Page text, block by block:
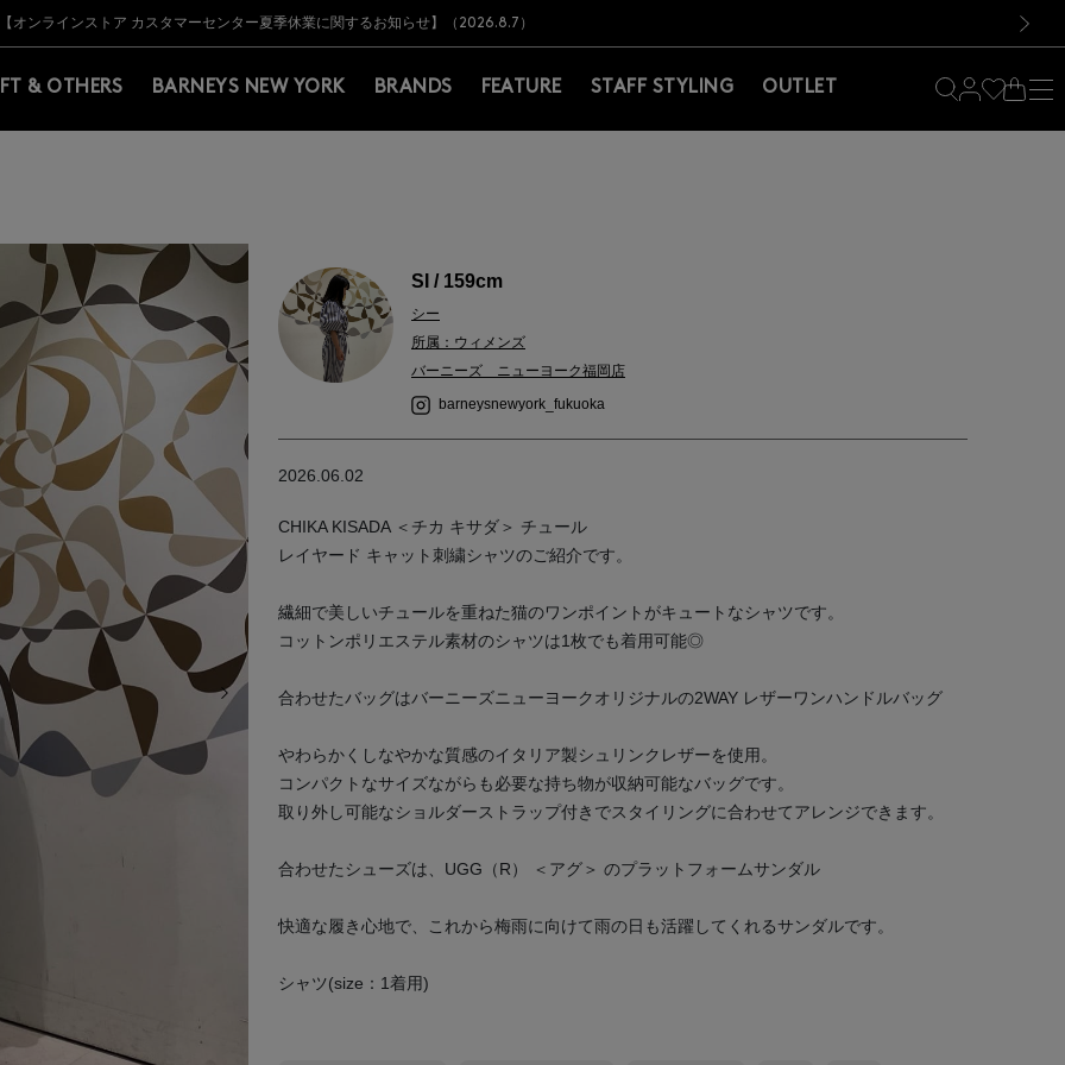
BARNEYS＞会員のお客様は11,000円（税込）以上のお買上げで常時送料無料！お買い物の際は会員登録を！
【夏季休業に伴う出荷一時停止のお知らせ】(2026.8.7)
【オンラインストア カスタマーセンター夏季休業に関するお知らせ】（2026.8.7）
【夏季休業に伴う返品・交換承り一時停止のお知らせ】（2026.8.5）
熊本県を中心とした地震の影響によるお荷物のお届けについて
【開催中】SUMMER SALEのご案内・ご注意事項
BARNEYS＞会員のお客様は11,000円（税込）以上のお買上げで常時送料無料！お買い物の際は会員登録を！
【夏季休業に伴う出荷一時停止のお知らせ】(2026.8.7)
& OTHERS BARNEYS NEW YORK BRANDS FEATURE STAFF STYLING OUTLET
次の画像
SI / 159cm
シー
所属：ウィメンズ
バーニーズ ニューヨーク福岡店
barneysnewyork_fukuoka
2026.06.02
CHIKA KISADA ＜チカ キサダ＞ チュール
レイヤード キャット刺繍シャツのご紹介です。
繊細で美しいチュールを重ねた猫のワンポイントがキュートなシャツです。
コットンポリエステル素材のシャツは1枚でも着用可能◎
合わせたバッグはバーニーズニューヨークオリジナルの2WAY レザーワンハンドルバッグ
やわらかくしなやかな質感のイタリア製シュリンクレザーを使用。
コンパクトなサイズながらも必要な持ち物が収納可能なバッグです。
取り外し可能なショルダーストラップ付きでスタイリングに合わせてアレンジできます。
合わせたシューズは、UGG（R） ＜アグ＞ のプラットフォームサンダル
快適な履き心地で、これから梅雨に向けて雨の日も活躍してくれるサンダルです。
シャツ(size：1着用)